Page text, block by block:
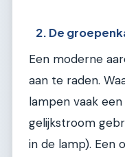
2. De
Een moderne
aan te raden.
lampen vaak
gelijkstroom
in de lamp). Een